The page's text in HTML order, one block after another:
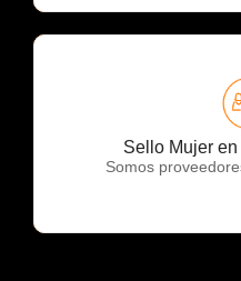
Sello Mujer
Somos
OTP